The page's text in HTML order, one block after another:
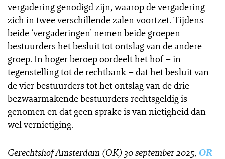
vergadering genodigd zijn, waarop de vergadering
zich in twee verschillende zalen voortzet. Tijdens
beide ‘vergaderingen’ nemen beide groepen
bestuurders het besluit tot ontslag van de andere
groep. In hoger beroep oordeelt het hof – in
tegenstelling tot de rechtbank – dat het besluit van
de vier bestuurders tot het ontslag van de drie
bezwaarmakende bestuurders rechtsgeldig is
genomen en dat geen sprake is van nietigheid dan
wel vernietiging.
Gerechtshof Amsterdam (OK) 30 september 2025, OR-